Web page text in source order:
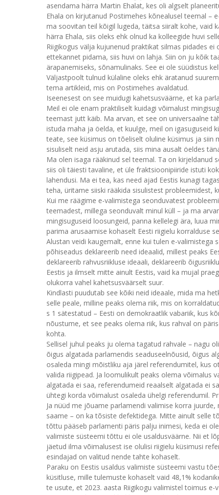
asendama härra Martin Ehalat, kes oli algselt
Ehala on kirjutanud Postimehes kõnealusel teemal –
ma soovitan teil kõigil lugeda, täitsa siiralt kohe, vaid
härra Ehala, siis oleks ehk olnud ka kolleegide huvi
Riigikogus välja kujunenud praktikat silmas pidades
ettekannet pidama, siis huvi on lahja. Siin on ju kõik
ärapanemiseks, sõnamulinaks. See ei ole süüdistus
Väljastpoolt tulnud külaline oleks ehk äratanud
tema artikleid, mis on Postimehes avaldatud.
Iseenesest on see muidugi kahetsusväärne, et ka
Meil ei ole enam praktiliselt kuidagi võimalust
teemast jutt käib. Ma arvan, et see on universaalne
istuda maha ja öelda, et kuulge, meil on igasuguseid
teate, see küsimus on tõeliselt oluline küsimus ja siin
sisuliselt neid asju arutada, siis mina ausalt öeldes
Ma olen isaga rääkinud sel teemal. Ta on kirjeldanud
siis oli täiesti tavaline, et üle fraktsioonipiiride istuti
lahendusi. Ma ei tea, kas need ajad Eestis kunagi
teha, üritame siiski rääkida sisulistest probleemidest,
Kui me räägime e-valimistega seonduvatest
teemadest, millega seonduvalt minul küll – ja ma
mingisuguseid loosungeid, panna kellelegi ära, luua
parima arusaamise kohaselt Eesti riigielu korralduse
Alustan veidi kaugemalt, enne kui tulen e-valimistega
põhiseadus deklareerib need ideaalid, millest peaks
deklareerib rahvusriikluse ideaali, deklareerib
Eestis ja ilmselt mitte ainult Eestis, vaid ka mujal
olukorra vahel kahetsusväärselt suur.
Kindlasti puudutab see kõiki neid ideaale, mida ma
selle peale, milline peaks olema riik, mis on
s 1 sätestatud – Eesti on demokraatlik vabariik, kus
nõustume, et see peaks olema riik, kus rahval on
kohta.
Sellisel juhul peaks ju olema tagatud rahvale – nagu
õigus algatada parlamendis seaduseelnõusid, õigus
osaleda mingi mõistliku aja järel referendumitel, kus
valida riigipead. Ja loomulikult peaks olema võimalus
algatada ei saa, referendumeid reaalselt algatada ei
ühtegi korda võimalust osaleda ühelgi referendumil.
Ja nüüd me jõuame parlamendi valimise korra
saame – on ka tõsiste defektidega. Mitte ainult selle
tõttu pääseb parlamenti päris palju inimesi, keda ei
valimiste süsteemi tõttu ei ole usaldusväärne. Nii et
jäetud ilma võimalusest ise olulisi riigielu küsimusi
esindajad on valitud nende tahte kohaselt.
Paraku on Eestis usaldus valimiste süsteemi vastu
küsitluse, mille tulemuste kohaselt vaid 48,1%
te usute, et 2023. aasta Riigikogu valimistel toimus